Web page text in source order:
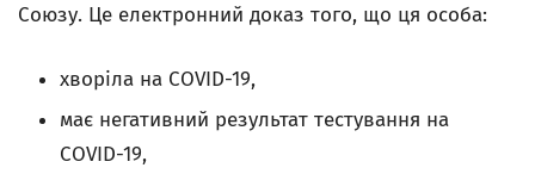
Союзу. Це електронний доказ того, що ця особа:
хворіла на COVID-19,
має негативний результат тестування на
COVID-19,